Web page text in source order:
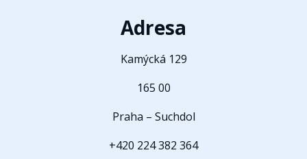
Adresa
Kamýcká 129
165 00
Praha – Suchdol
+420 224 382 364